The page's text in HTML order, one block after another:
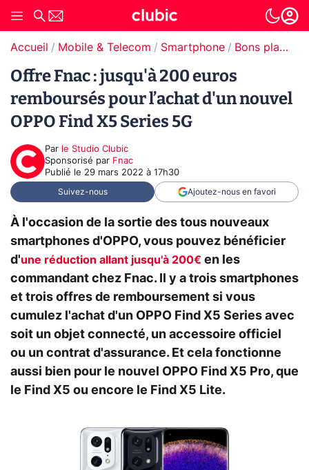
Accueil Mobile & Telecom Smartphone Bons plans Smartphones
Offre Fnac : jusqu'à 200 euros
remboursés pour l’achat d'un nouvel
OPPO Find X5 Series 5G
Par le Studio Clubic
sponsorisé par Fnac
Publié le 29 mars 2022 à 17h30
Suivez-nous Ajoutez-nous en favori
À l'occasion de la sortie des tous nouveaux
smartphones d'OPPO, vous pouvez bénéficier
d'une réduction allant jusqu'à 200€ en les
commandant chez Fnac. Il y a trois smartphones
et trois offres de remboursement si vous
cumulez l'achat d'un OPPO Find X5 Series avec
soit un objet connecté, un accessoire officiel
ou un contrat d'assurance. Et cela fonctionne
aussi bien pour le nouvel OPPO Find X5 Pro, que
le Find X5 ou encore le Find X5 Lite.